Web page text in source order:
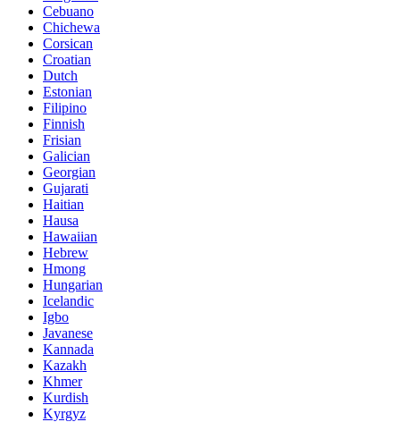
Cebuano
Chichewa
Corsican
Croatian
Dutch
Estonian
Filipino
Finnish
Frisian
Galician
Georgian
Gujarati
Haitian
Hausa
Hawaiian
Hebrew
Hmong
Hungarian
Icelandic
Igbo
Javanese
Kannada
Kazakh
Khmer
Kurdish
Kyrgyz